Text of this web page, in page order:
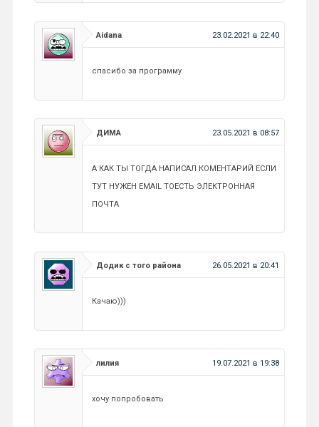
Aidana 23.02.2021 в 22:40
спасибо за программу
ДИМА 23.05.2021 в 08:57
А КАК ТЫ ТОГДА НАПИСАЛ КОМЕНТАРИЙ ЕСЛИ
ТУТ НУЖЕН EMAIL ТОЕСТЬ ЭЛЕКТРОННАЯ
ПОЧТА
Додик с того района 26.05.2021 в 20:41
Качаю)))
лилия 19.07.2021 в 19:38
хочу попробовать